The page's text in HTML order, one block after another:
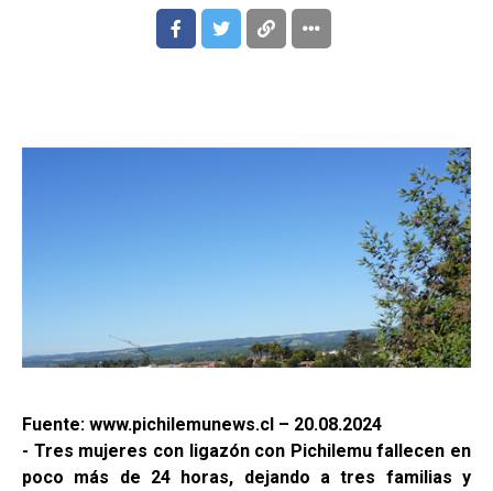
Fuente: www.pichilemunews.cl – 20.08.2024
- Tres mujeres con ligazón con Pichilemu fallecen en
poco más de 24 horas, dejando a tres familias y